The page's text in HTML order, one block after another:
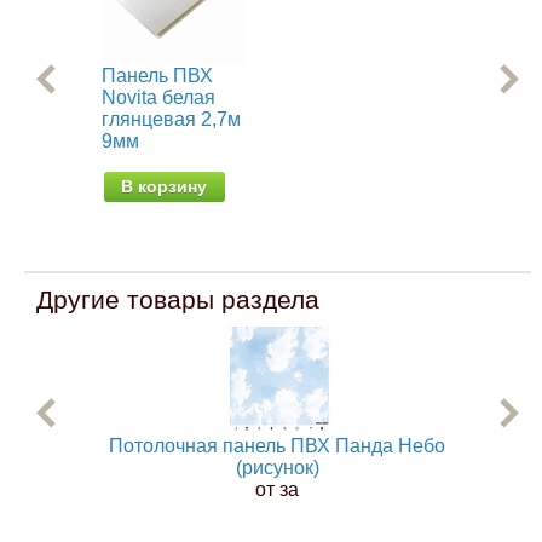
Панель ПВХ
Novita белая
глянцевая 2,7м
9мм
В корзину
Другие товары раздела
Потолочная панель ПВХ Панда Небо
(рисунок)
от за